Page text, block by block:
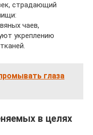
страдающий
чаев,
укреплению
глаза
в целях